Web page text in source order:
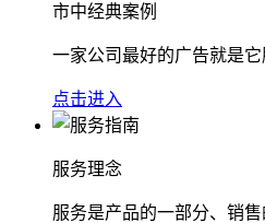
市中经典案例
一家公司最好的广告就是它
点击进入
服务理念
服务是产品的一部分、销